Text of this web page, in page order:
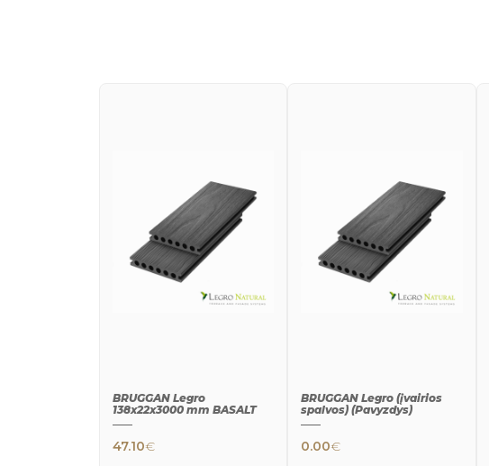
BRUGGAN Legro
138x22x3000 mm BASALT
47.10€
BRUGGAN Legro (įvairios
spalvos) (Pavyzdys)
0.00€